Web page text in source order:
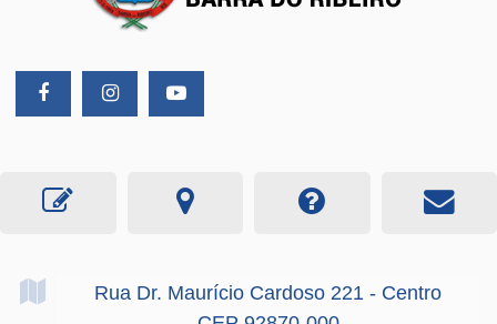
Rua Dr. Maurício Cardoso 221 - Centro